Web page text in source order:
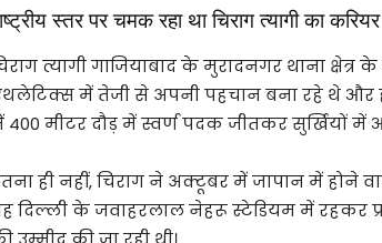
स्तर पर चमक रहा था चिराग त्यागी का करियर
त्यागी गाजियाबाद के मुरादनगर थाना
में तेजी से अपनी पहचान बना रहे थे और
400 मीटर दौड़ में स्वर्ण पदक जीतकर सुर्खियों में
ही नहीं, चिराग ने अक्टूबर में जापान में होने
दिल्ली के जवाहरलाल नेहरू स्टेडियम में रहकर